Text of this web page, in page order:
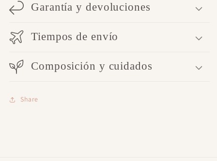
Garantía y devoluciones
Tiempos de envío
Composición y cuidados
Share